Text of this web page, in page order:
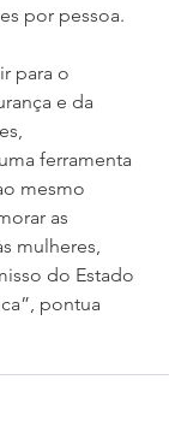
por pessoa.
para o
e da
ferramenta
mesmo
as
mulheres,
do Estado
pontua